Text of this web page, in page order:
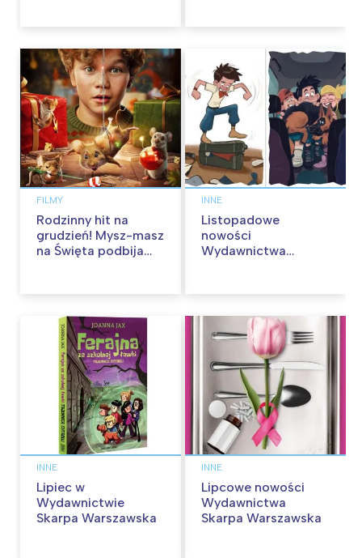
FILMY
Rodzinny hit na
grudzień! Mysz-masz
na Święta podbija
INNE
Listopadowe
nowości
Wydawnictwa
INNE
Lipiec w
Wydawnictwie
Skarpa Warszawska
INNE
Lipcowe nowości
Wydawnictwa
Skarpa Warszawska